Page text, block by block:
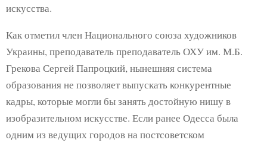
искусства.
Как отметил член Национального союза художников
Украины, преподаватель преподаватель ОХУ им. М.Б.
Грекова Сергей Папроцкий, нынешняя система
образования не позволяет выпускать конкурентные
кадры, которые могли бы занять достойную нишу в
изобразительном искусстве. Если ранее Одесса была
одним из ведущих городов на постсоветском